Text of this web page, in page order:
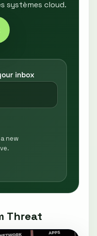
systèmes cloud.
inbox
new
Threat